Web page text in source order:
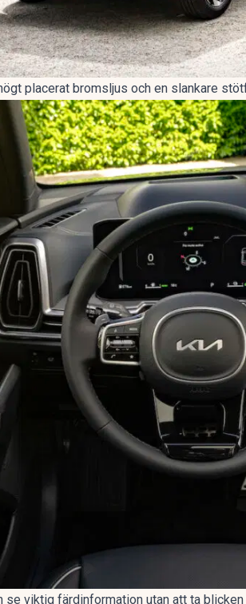
placerat bromsljus och en slankare
viktig färdinformation utan att ta